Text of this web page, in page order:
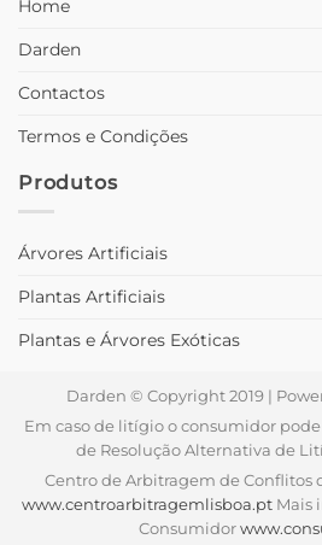
Home
Darden
Contactos
Termos e Condições
Produtos
Árvores Artificiais
Plantas Artificiais
Plantas e Árvores Exóticas
Darden © Copyright 2019 |
Em caso de litígio o consumidor
de Resolução Alternativa de
Centro de Arbitragem de Conflitos
www.centroarbitragemlisboa.pt Mais
Consumidor